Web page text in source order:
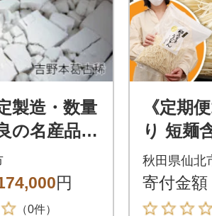
製造・数量
の名産品
・古稀」5k
楽しみま
円
（0件）
《定期
り 短麺
ん
kd-
秋田県仙北
寄付金額